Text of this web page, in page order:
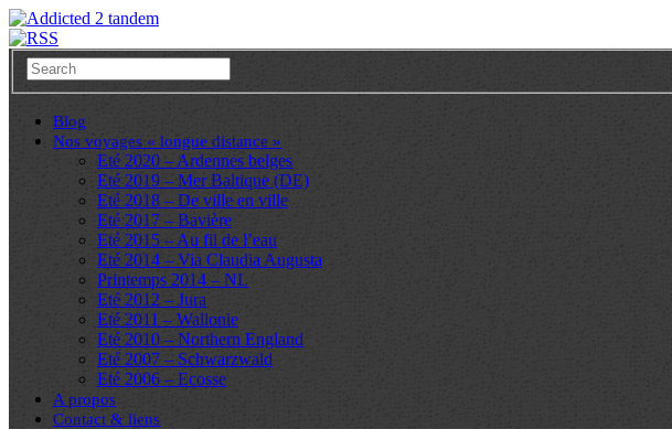
Blog
Nos voyages « longue distance »
Eté 2020 – Ardennes belges
Eté 2019 – Mer Baltique (DE)
Eté 2018 – De ville en ville
Eté 2017 – Bavière
Eté 2015 – Au fil de l’eau
Eté 2014 – Via Claudia Augusta
Printemps 2014 – NL
Eté 2012 – Jura
Eté 2011 – Wallonie
Eté 2010 – Northern England
Eté 2007 – Schwarzwald
Eté 2006 – Ecosse
A propos
Contact & liens